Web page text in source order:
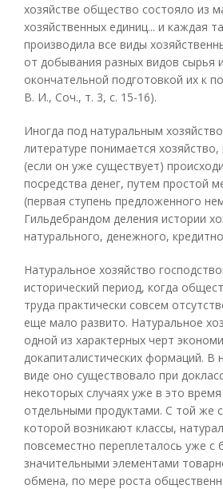
хозяйстве общество состояло из
хозяйственных единиц... и каждая
производила все виды
от добывания разных видов сырья
окончательной подготовкой их к
В. И., Соч., т. 3, с. 15-16).
Иногда под натуральным
литературе понимается
(если он уже существует)
посредства денег, путем простой
(первая ступень предложенного
Гильдебрандом деления истории
натурального, денежного,
Натуральное хозяйство
исторический период, когда
труда практически совсем
еще мало развито. Натуральное
одной из характерных черт
докапиталистических формаций. В
виде оно существовало при
некоторых случаях уже в это
отдельными продуктами. С той же
которой возникают классы,
повсеместно переплеталось уже с
значительными элементами
обмена, по мере роста